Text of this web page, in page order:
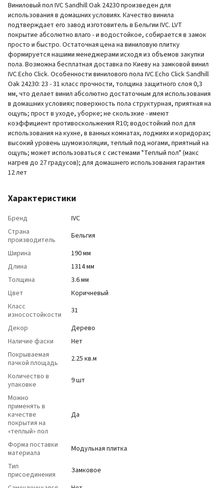
Виниловый пол IVC Sandhill Oak 24230 произведен для
использования в домашних условиях. Качество винила
подтверждает его завод изготовитель в Бельгии IVC. LVT
покрытие абсолютно влаго - и водостойкое, собирается в замок
просто и быстро. Остаточная цена на виниловую плитку
формируется нашими менеджерами исходя из объемов закупки
пола. Возможна бесплатная доставка по Киеву на замковой винил
IVC Echo Click. Особенности винилового пола IVC Echo Click Sandhill
Oak 24230: 23 - 31 класс прочности, толщина защитного слоя 0,3
мм, что делает винил абсолютно достаточным для использования
в домашних условиях; поверхность пола структурная, приятная на
ощупь; прост в уходе, уборке; не скользкие - имеют
коэффициент противоскольжения R10; водостойкий пол для
использования на кухне, в ванных комнатах, лоджиях и коридорах;
высокий уровень шумоизоляции, теплый под ногами, приятный на
ощупь; может использоваться с системами "Теплый пол" (макс
нагрев до 27 градусов); для домашнего использования гарантия
12 лет
Характеристики
Бренд
IVC
Страна
производитель
Бельгия
Ширина
190 мм
Длина
1314 мм
Толщина
3.6 мм
Цвет
Коричневый
Класс
износостойкости
31
Декор
Дерево
Наличие фаски
Нет
Покрываемая
пачкой площадь
2.25 кв.м
Количество в
упаковке
9 шт
Можно
применять в
качестве
покрытия на
«теплый» пол
Да
Форма поставки
материала
Модульная плитка
Тип
присоединения
Замковое